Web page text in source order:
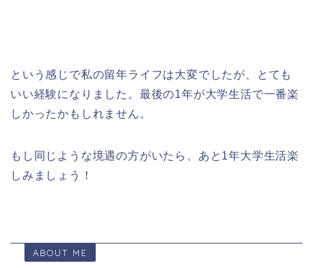
という感じで私の留年ライフは大変でしたが、とても
いい経験になりました。最後の1年が大学生活で一番楽
しかったかもしれません。
もし同じような境遇の方がいたら、あと1年大学生活楽
しみましょう！
ABOUT ME